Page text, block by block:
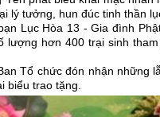
lý tưởng, hun đúc tinh thần
Lục Hòa 13 - Gia đình
lượng hơn 400 trại sinh
Tổ chức đón nhận những
biểu trao tặng.